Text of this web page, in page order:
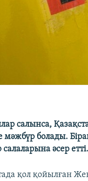
салынса,
мәжбүр болады.
әсер етті.
қол қойылған